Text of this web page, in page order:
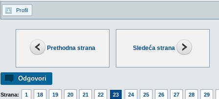
Prethodna strana Sledeća strana
Odgovori
Strana: 1 18 19 20 21 22 23 24 25 26 27 28
29
Profil